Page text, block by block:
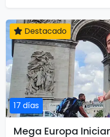
17 días
Destacado
Mega Europa